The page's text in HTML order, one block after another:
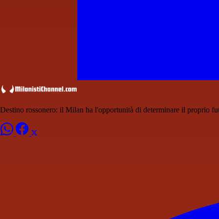
Destino rossonero: il Milan ha l'opportunità di determinare il proprio